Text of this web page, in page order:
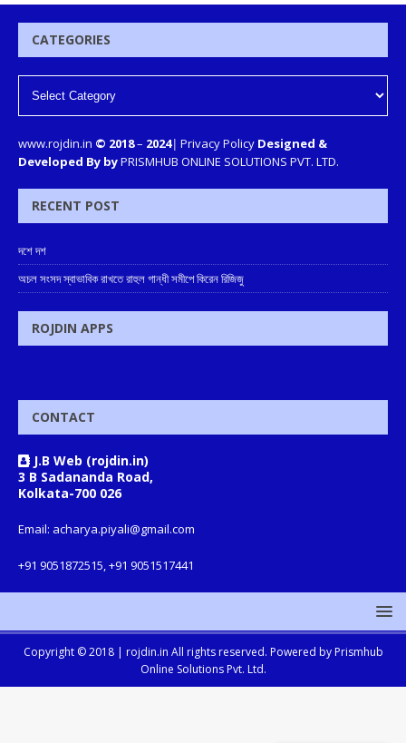
CATEGORIES
www.rojdin.in © 2018– 2024| Privacy Policy Designed &
Developed By byPRISMHUB ONLINE SOLUTIONS PVT. LTD.
RECENT POST
দশে দশ
অচল সংসদ স্বাভাবিক রাখতে রাহুল গান্ধী সমীপে কিরেন রিজিজু
ROJDIN APPS
CONTACT
J.B Web (rojdin.in)
3 B Sadananda Road,
Kolkata-700 026
Email: acharya.piyali@gmail.com
+91 9051872515, +91 9051517441
Copyright © 2018 | rojdin.in All rights reserved. Powered by Prismhub
Online Solutions Pvt. Ltd.